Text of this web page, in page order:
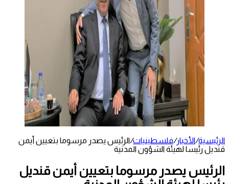
الرئيسية/الأخبار/فلسطينيات/الرئيس يصدر مرسوما بتعيين أيمن
قنديل رئيسا لهيئة الشؤون المدنية
الرئيس يصدر مرسوما بتعيين أيمن قنديل